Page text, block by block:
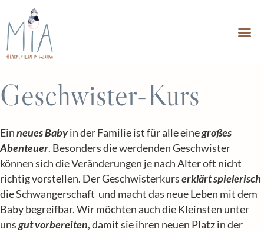
Geschwister-Kurs
Einneues Babyin der Familie ist für alle einegroßes
Abenteuer. Besonders die werdenden Geschwister
können sich die Veränderungen je nach Alter oft nicht
richtig vorstellen. Der Geschwisterkurserklärt spielerisch
die Schwangerschaft und macht das neue Leben mit dem
Baby begreifbar. Wir möchten auch die Kleinsten unter
unsgut vorbereiten, damit sie ihren neuen Platz in der